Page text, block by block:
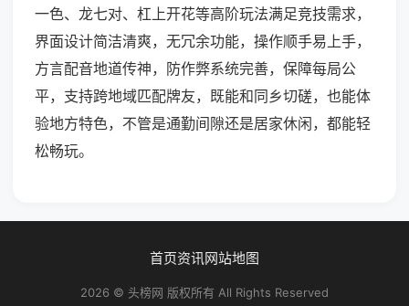
一色、龙七对、杠上开花等高阶玩法满足竞技需求，
界面设计简洁清爽，无冗余功能，操作顺手易上手，
方言配音地道传神，防作弊系统完善，保障每局公
平，支持跨地域匹配牌友，既能和同乡切磋，也能体
验地方特色，不管是通勤间隙还是居家休闲，都能轻
松畅玩。
首页资讯网站地图
2026 © 头榜网 版权所有 All Rights Reserved